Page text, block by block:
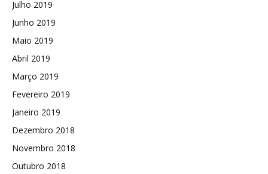
Julho 2019
Junho 2019
Maio 2019
Abril 2019
Março 2019
Fevereiro 2019
Janeiro 2019
Dezembro 2018
Novembro 2018
Outubro 2018